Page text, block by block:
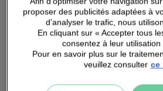
PARKINGA
proposer des publicités adaptées à
d’analyser le trafic, nous
En cliquant sur « Accepter tous
consentez à leur utilisation
Pour en savoir plus sur le
veuillez consulter ce